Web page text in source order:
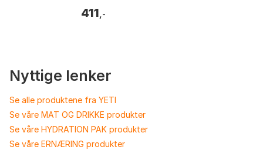
411 ,-
Nyttige lenker
Se alle produktene fra YETI
Se våre MAT OG DRIKKE produkter
Se våre HYDRATION PAK produkter
Se våre ERNÆRING produkter